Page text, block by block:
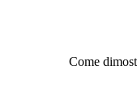
Come